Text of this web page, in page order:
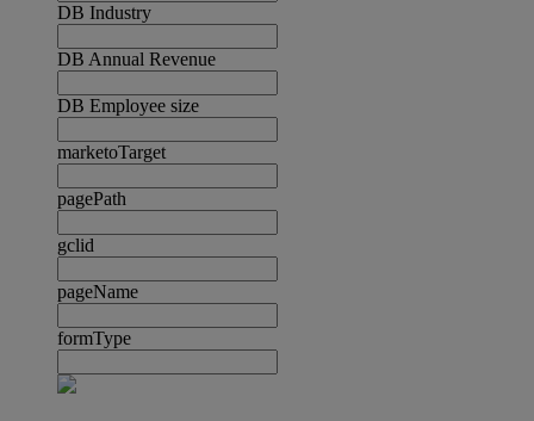
DB Industry
DB Annual Revenue
DB Employee size
marketoTarget
pagePath
gclid
pageName
formType